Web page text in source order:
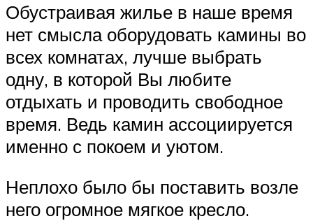
Обустраивая жилье в наше время
нет смысла оборудовать камины во
всех комнатах, лучше выбрать
одну, в которой Вы любите
отдыхать и проводить свободное
время. Ведь камин ассоциируется
именно с покоем и уютом.
Неплохо было бы поставить возле
него огромное мягкое кресло.